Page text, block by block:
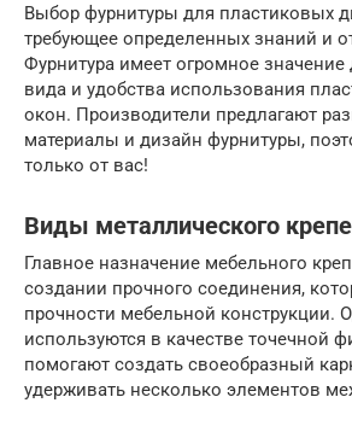
Выбор фурнитуры для пластиковых
требующее определенных знаний и
Фурнитура имеет огромное
вида и удобства использования
окон. Производители предлагают
материалы и дизайн фурнитуры,
только от вас!
Виды металлического
Главное назначение мебельного
создании прочного соединения,
прочности мебельной конструкции.
используются в качестве точечной
помогают создать своеобразный
удерживать несколько элементов